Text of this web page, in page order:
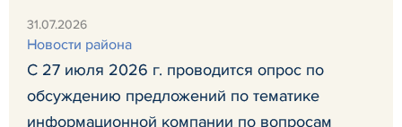
31.07.2026
Новости района
С 27 июля 2026 г. проводится опрос по
обсуждению предложений по тематике
информационной компании по вопросам